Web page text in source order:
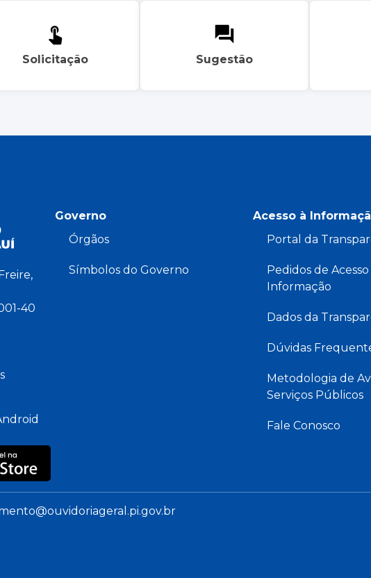
Solicitação Sugestão
40
Governo
Órgãos
Símbolos do Governo
Acesso à
Portal da
Pedidos de Acesso
Informação
Dados da
Dúvidas
Metodologia de
Serviços Públicos
Fale Conosco